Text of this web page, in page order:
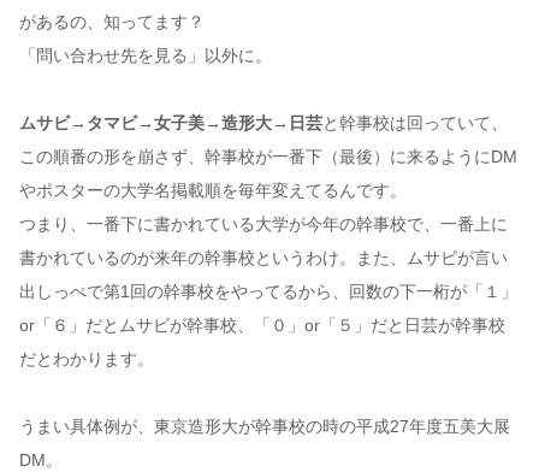
があるの、知ってます？
「問い合わせ先を見る」以外に。
ムサビ→タマビ→女子美→造形大→日芸と幹事校は回っていて、
この順番の形を崩さず、幹事校が一番下（最後）に来るようにDM
やポスターの大学名掲載順を毎年変えてるんです。
つまり、一番下に書かれている大学が今年の幹事校で、一番上に
書かれているのが来年の幹事校というわけ。また、ムサビが言い
出しっぺで第1回の幹事校をやってるから、回数の下一桁が「１」
or「６」だとムサビが幹事校、「０」or「５」だと日芸が幹事校
だとわかります。
うまい具体例が、東京造形大が幹事校の時の平成27年度五美大展
DM。